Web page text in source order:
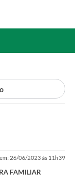
26/06/2023 às 11h39
FAMILIAR